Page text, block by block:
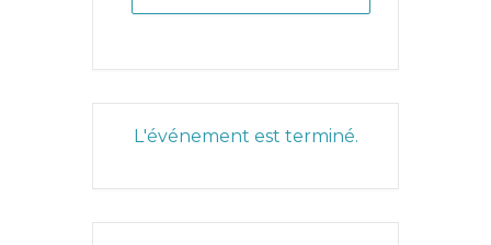
L'événement est terminé.